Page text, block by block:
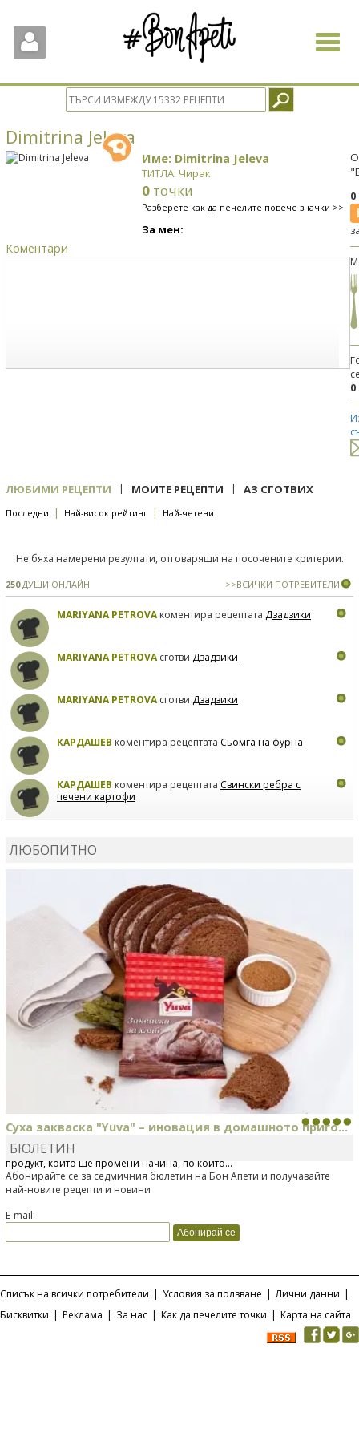
Toggle
Dimitrina Jeleva
Име: Dimitrina Jeleva
ТИТЛА: Чирак
0 точки
Разберете как да печелите повече значки >>
За мен:
Коментари
0
ЛЮБИМИ РЕЦЕПТИ | МОИТЕ РЕЦЕПТИ | АЗ СГОТВИХ
Последни | Най-висок рейтинг | Най-четени
Не бяха намерени резултати, отговарящи на посочените критерии.
250ДУШИ ОНЛАЙН >>ВСИЧКИ ПОТРЕБИТЕЛИ
MARIYANA PETROVAкоментира рецептата Дзадзики
MARIYANA PETROVAсготви Дзадзики
MARIYANA PETROVAсготви Дзадзики
КАРДАШЕВ коментира рецептата Сьомга на фурна
КАРДАШЕВ коментира рецептата Свински ребра с
печени картофи
ЛЮБОПИТНО
Суха закваска "Yuva" – иновация в домашното приго...
Отскоро Лесафр България стартира предлагането на изцяло нов
продукт, който ще промени начина, по който...
БЮЛЕТИН
Абонирайте се за седмичния бюлетин на Бон Апети и получавайте
най-новите рецепти и новини
E-mail:
Списък на всички потребители | Условия за ползване | Лични данни |
Бисквитки | Реклама | За нас | Как да печелите точки | Карта на сайта